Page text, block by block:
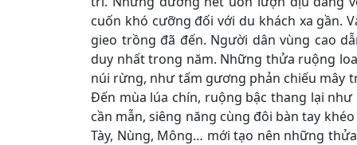
cuốn khó cưỡng đối với du khách xa gần.
gieo trồng đã đến. Người dân vùng cao
duy nhất trong năm. Những thửa ruộng
núi rừng, như tấm gương phản chiếu mây
Đến mùa lúa chín, ruộng bậc thang lại
cần mẫn, siêng năng cùng đôi bàn tay
Tày, Nùng, Mông… mới tạo nên những